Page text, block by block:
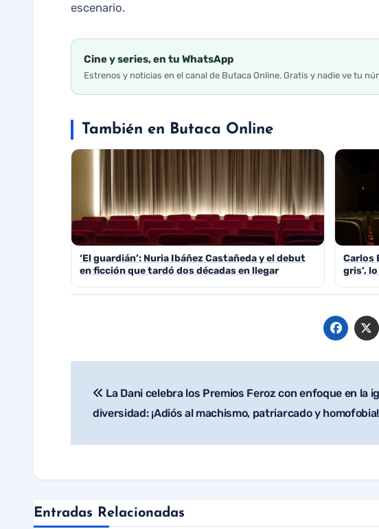
escenario.
Cine y series, en tu WhatsApp
Estrenos y noticias en el canal de Butaca Online. Gratis y nadie ve tu
También en Butaca Online
‘El guardián’: Nuria Ibáñez Castañeda y el debut
en ficción que tardó dos décadas en llegar
Carlos
gris’,
Navegación
de
La Dani celebra los Premios Feroz con enfoque en la
diversidad: ¡Adiós al machismo, patriarcado y homofobia!
Entradas Relacionadas